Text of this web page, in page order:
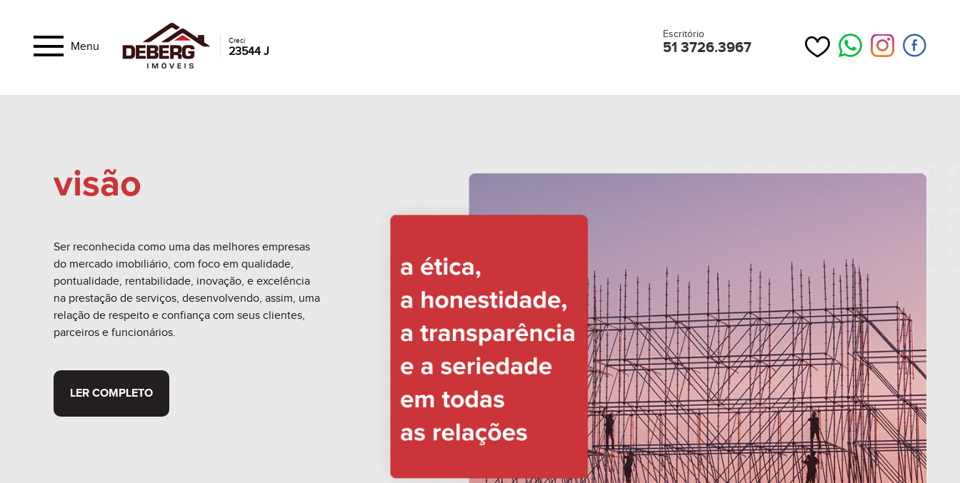
Menu Creci
23544 J
Escritório
51 3726.3967
visão
Ser reconhecida como uma das melhores empresas
do mercado imobiliário, com foco em qualidade,
pontualidade, rentabilidade, inovação, e excelência
na prestação de serviços, desenvolvendo, assim, uma
relação de respeito e confiança com seus clientes,
parceiros e funcionários.
LER COMPLETO